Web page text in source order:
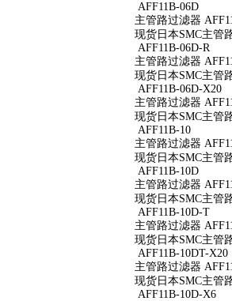
AFF11B-06D
主管路过滤器
现货日本SMC主管
AFF11B-06D-R
主管路过滤器
现货日本SMC主管
AFF11B-06D-X20
主管路过滤器
现货日本SMC主管
AFF11B-10
主管路过滤器
现货日本SMC主管
AFF11B-10D
主管路过滤器
现货日本SMC主管
AFF11B-10D-T
主管路过滤器
现货日本SMC主管
AFF11B-10DT-X20
主管路过滤器
现货日本SMC主管
AFF11B-10D-X6